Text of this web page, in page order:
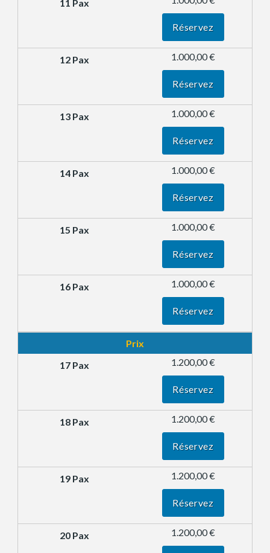
Réservez
1.000,00 €
Réservez
1.000,00 €
Réservez
1.000,00 €
Réservez
1.000,00 €
Réservez
1.000,00 €
Réservez
Prix
1.200,00 €
Réservez
1.200,00 €
Réservez
1.200,00 €
Réservez
1.200,00 €